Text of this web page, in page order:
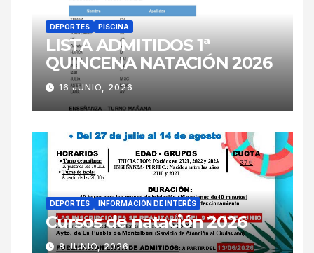
DEPORTES PISCINA
LISTA ADMITIDOS 1ª
QUINCENA NATACIÓN 2026
16 JUNIO, 2026
DEPORTES INFORMACIÓN DE INTERÉS
Cursos de natación 2026
8 JUNIO, 2026